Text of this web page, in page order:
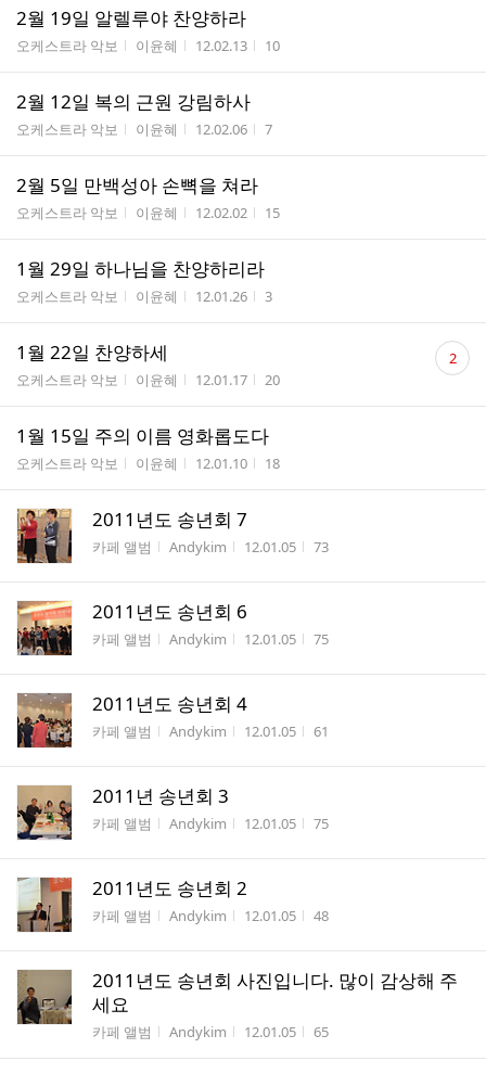
2월 19일 알렐루야 찬양하라
게시판명
오케스트라 악보 작성자
이윤혜 작성시간
12.02.13 조회수
10
2월 12일 복의 근원 강림하사
게시판명
오케스트라 악보 작성자
이윤혜 작성시간
12.02.06 조회수
7
2월 5일 만백성아 손뼉을 쳐라
게시판명
오케스트라 악보 작성자
이윤혜 작성시간
12.02.02 조회수
15
1월 29일 하나님을 찬양하리라
게시판명
오케스트라 악보 작성자
이윤혜 작성시간
12.01.26 조회수
3
1월 22일 찬양하세
게시판명
오케스트라 악보 작성자
이윤혜 작성시간
12.01.17 조회수
20
댓
글 2
1월 15일 주의 이름 영화롭도다
게시판명
오케스트라 악보 작성자
이윤혜 작성시간
12.01.10 조회수
18
2011년도 송년회 7
게시판명
카페 앨범 작성자
Andykim 작성시간
12.01.05 조회수
73
2011년도 송년회 6
게시판명
카페 앨범 작성자
Andykim 작성시간
12.01.05 조회수
75
2011년도 송년회 4
게시판명
카페 앨범 작성자
Andykim 작성시간
12.01.05 조회수
61
2011년 송년회 3
게시판명
카페 앨범 작성자
Andykim 작성시간
12.01.05 조회수
75
2011년도 송년회 2
게시판명
카페 앨범 작성자
Andykim 작성시간
12.01.05 조회수
48
2011년도 송년회 사진입니다. 많이 감상해 주
세요
게시판명
카페 앨범 작성자
Andykim 작성시간
12.01.05 조회수
65